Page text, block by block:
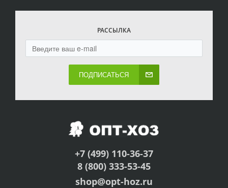
РАССЫЛКА
ПОДПИСАТЬСЯ
+7 (499) 110-36-37
8 (800) 333-53-45
shop@opt-hoz.ru